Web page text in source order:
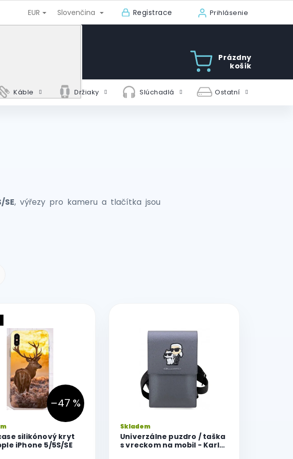
EUR Slovenčina Registrace Prihlásenie
Prázdny
košík
Káble Držiaky Slúchadlá Ostatní
, výřezy pro kameru a tlačítka jsou
–47 %
silikónový kryt
iPhone 5/5S/SE
Univerzálne puzdro / taška
s vreckom na mobil - Karl
Skladem